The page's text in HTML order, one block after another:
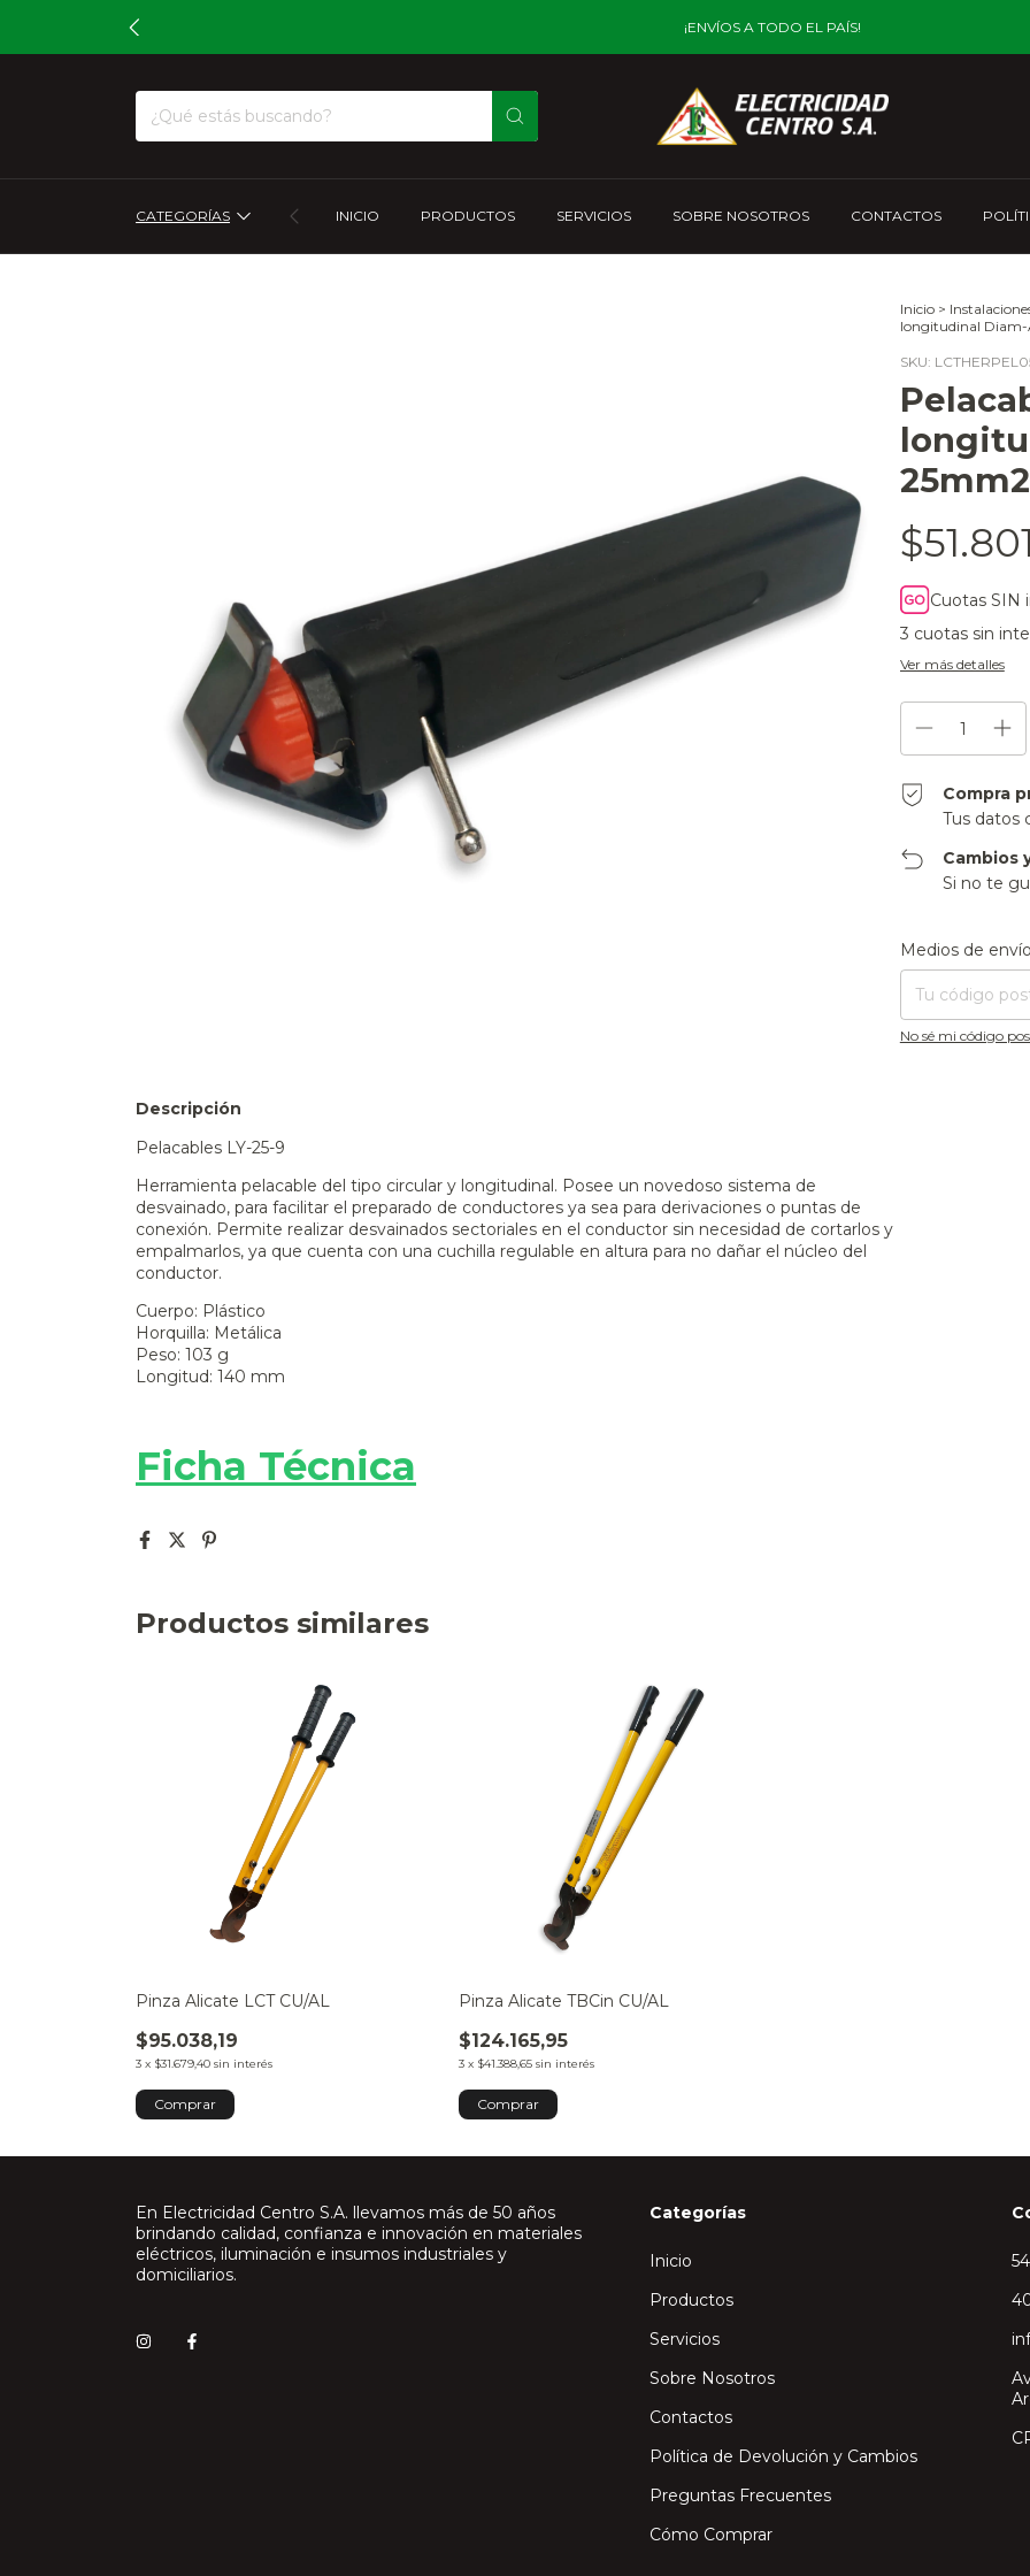
¡ENVÍOS A TODO EL PAÍS!
CATEGORÍAS INICIO PRODUCTOS SERVICIOS SOBRE NOSOTROS CONTACTOS
Inicio >
longitudinal
SKU:
25mm2
Cuotas
3 cuotas sin
Ver más detalles
Compra
Tus datos
Cambios
Si no te
Entregas para el
Medios de
No sé mi código
Descripción
Pelacables LY-25-9
Herramienta pelacable del tipo circular y longitudinal. Posee un novedoso sistema de
desvainado, para facilitar el preparado de conductores ya sea para derivaciones o puntas de
conexión. Permite realizar desvainados sectoriales en el conductor sin necesidad de cortarlos y
empalmarlos, ya que cuenta con una cuchilla regulable en altura para no dañar el núcleo del
conductor.
Cuerpo: Plástico
Horquilla: Metálica
Peso: 103 g
Longitud: 140 mm
Ficha Técnica
Productos similares
Pinza Alicate LCT CU/AL
$95.038,19
3 x $31.679,40 sin interés
Pinza Alicate TBCin CU/AL
$124.165,95
3 x $41.388,65 sin interés
En Electricidad Centro S.A. llevamos más de 50 años
brindando calidad, confianza e innovación en materiales
eléctricos, iluminación e insumos industriales y
domiciliarios.
Categorías
Inicio
Productos
Servicios
Sobre Nosotros
Contactos
Política de Devolución y Cambios
Preguntas Frecuentes
Cómo Comprar